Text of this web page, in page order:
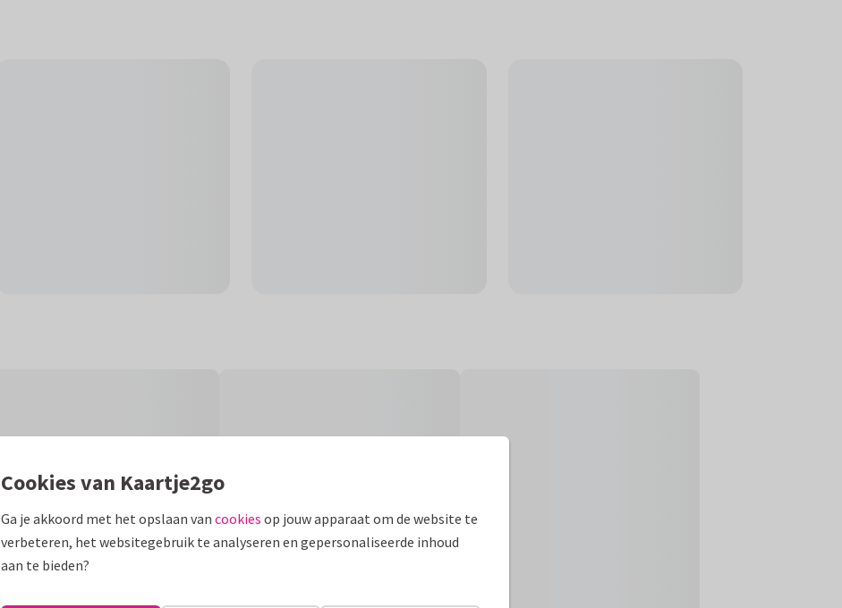
Cookies van Kaartje2go
Ga je akkoord met het opslaan van cookies op jouw apparaat om de website te
verbeteren, het websitegebruik te analyseren en gepersonaliseerde inhoud
aan te bieden?